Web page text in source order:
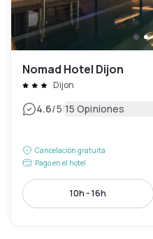
Nomad Hotel Dijon
Dijon
4.6/5|15 Opiniones
Cancelación gratuita
Pago en el hotel
10h - 16h